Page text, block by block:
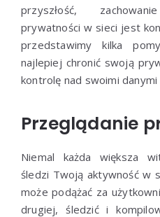
przyszłość,
prywatności w sieci jest
przedstawimy kilka
najlepiej chronić swoją
kontrolę nad swoimi
Przeglądanie
Niemal każda większa
śledzi Twoją aktywność w
może podążać za
drugiej, śledzić i